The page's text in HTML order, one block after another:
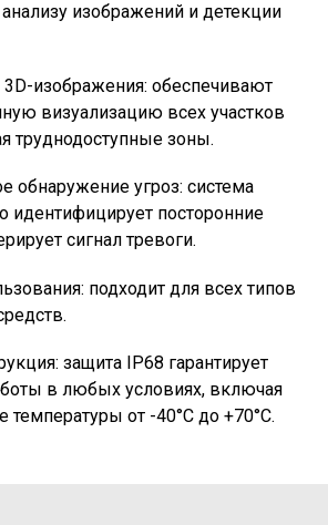
изображений и детекции
изображения: обеспечивают
визуализацию всех участков
труднодоступные зоны.
обнаружение угроз: система
идентифицирует посторонние
сигнал тревоги.
подходит для всех типов
защита IP68 гарантирует
в любых условиях, включая
температуры от -40°C до +70°C.